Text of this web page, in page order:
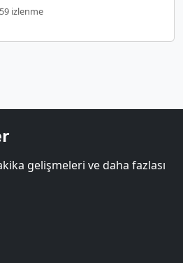
izlenme
gelişmeleri ve daha fazlası